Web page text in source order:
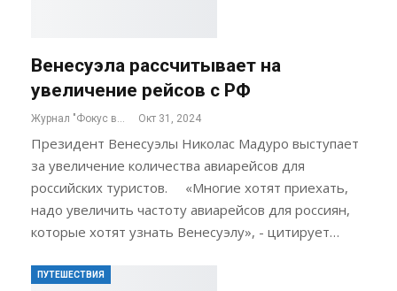
Венесуэла рассчитывает на
увеличение рейсов с РФ
Журнал "Фокус внимания" Окт 31, 2024
Президент Венесуэлы Николас Мадуро выступает
за увеличение количества авиарейсов для
российских туристов. «Многие хотят приехать,
надо увеличить частоту авиарейсов для россиян,
которые хотят узнать Венесуэлу», - цитирует…
ПУТЕШЕСТВИЯ